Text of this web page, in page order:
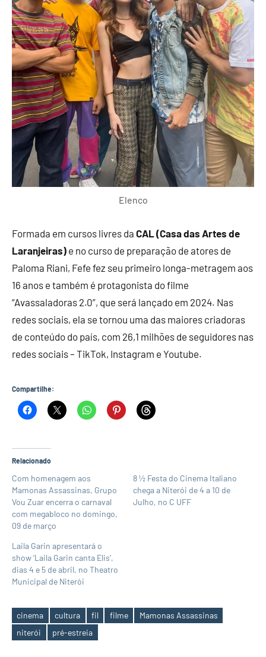
Elenco
Formada em cursos livres da CAL (Casa das Artes de
Laranjeiras) e no curso de preparação de atores de
Paloma Riani, Fefe fez seu primeiro longa-metragem aos
16 anos e também é protagonista do filme
“Avassaladoras 2.0”, que será lançado em 2024. Nas
redes sociais, ela se tornou uma das maiores criadoras
de conteúdo do país, com 26,1 milhões de seguidores nas
redes sociais – TikTok, Instagram e Youtube.
Compartilhe:
Relacionado
Com homenagem aos
Mamonas Assassinas, Grupo
Vou Zuar encerra o carnaval
com megabloco no domingo,
09 de março
8 ½ Festa do Cinema Italiano
chega a Niterói de 4 a 10 de
Julho, no C UFF
Laila Garin apresentará o
show ‘Laila Garin canta Elis’,
dias 4 e 5 de abril, no Theatro
Municipal de Niterói
Tags
cinema cultura fil filme
Mamonas Assassinas
niterói
pré-estreia